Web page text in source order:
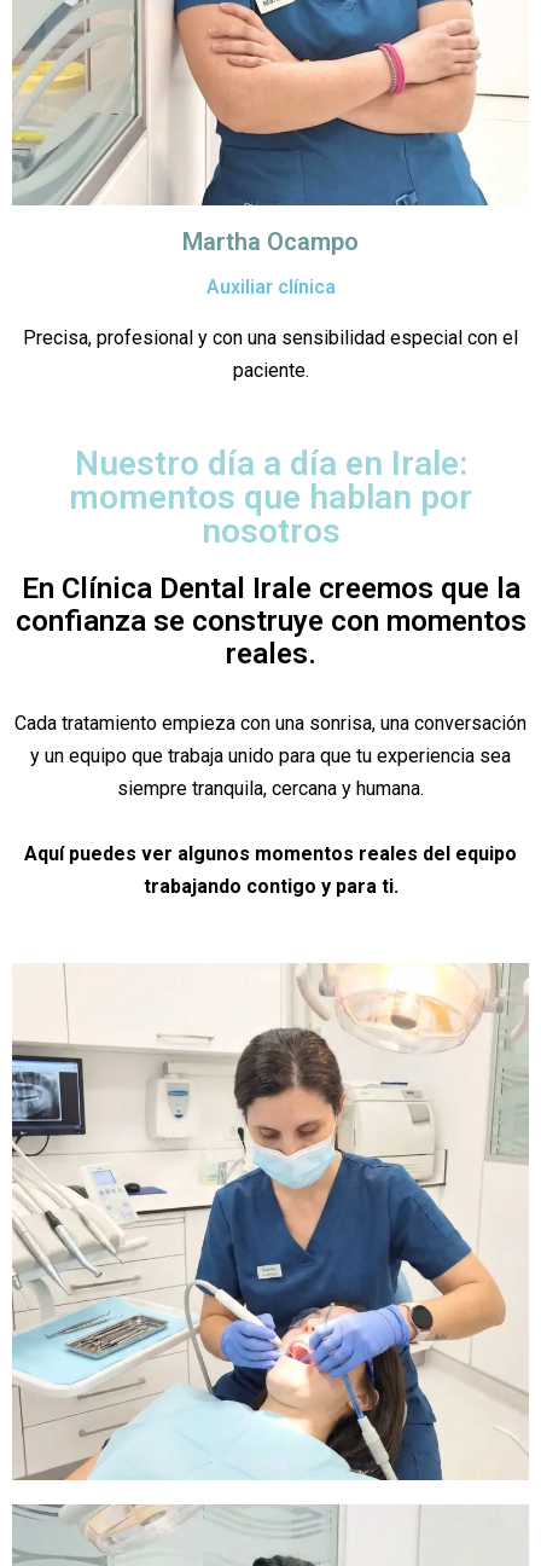
Martha Ocampo
Auxiliar clínica
Precisa, profesional y con una sensibilidad especial con el
paciente.
Nuestro día a día en Irale:
momentos que hablan por
nosotros
En Clínica Dental Irale creemos que la
confianza se construye con momentos
reales.
Cada tratamiento empieza con una sonrisa, una conversación
y un equipo que trabaja unido para que tu experiencia sea
siempre tranquila, cercana y humana.
Aquí puedes ver algunos momentos reales del equipo
trabajando contigo y para ti.